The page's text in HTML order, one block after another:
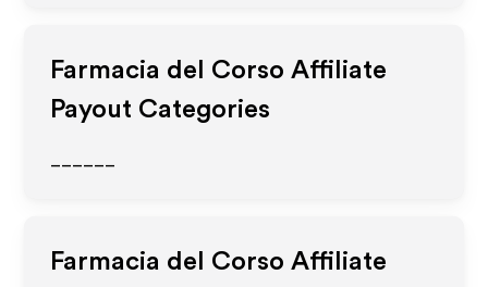
Farmacia del Corso Affiliate
Payout Categories
Farmacia del Corso Affiliate